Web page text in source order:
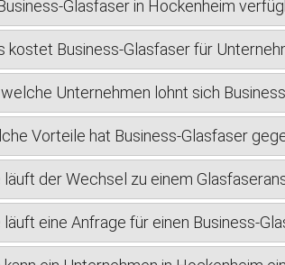
Glasfaser in Hockenheim
kostet Business-Glasfaser für
welche Unternehmen lohnt sich
Vorteile hat Business-Glasfaser
läuft der Wechsel zu einem
läuft eine Anfrage für einen Business-